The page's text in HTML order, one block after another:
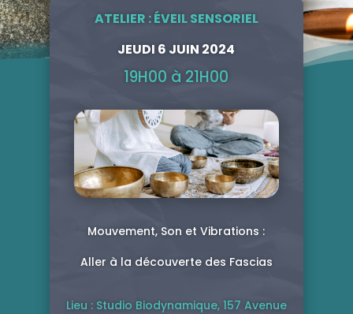
ATELIER :ÉVEIL SENSORIEL
JEUDI 6 JUIN 2024
19H00 à 21H00
Mouvement, Son et Vibrations :
Aller à la découverte des Fascias
Lieu : Studio Biodynamique, 157 Avenue